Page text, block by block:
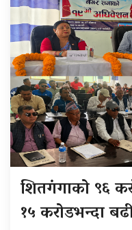
शितगंगाको ९६
१५ करोडभन्दा